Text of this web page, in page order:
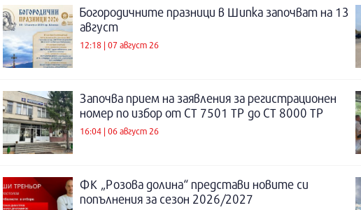
Богородичните празници в Шипка започват на 13
август
12:18 | 07 август 26
Започва прием на заявления за регистрационен
номер по избор от СТ 7501 ТР до СТ 8000 ТР
16:04 | 06 август 26
ФК „Розова долина“ представи новите си
попълнения за сезон 2026/2027